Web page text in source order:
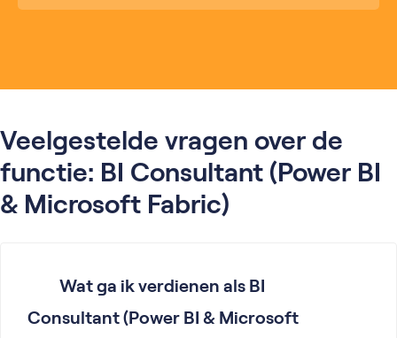
Veelgestelde vragen over de
functie: BI Consultant (Power BI
& Microsoft Fabric)
Wat ga ik verdienen als BI
Consultant (Power BI & Microsoft